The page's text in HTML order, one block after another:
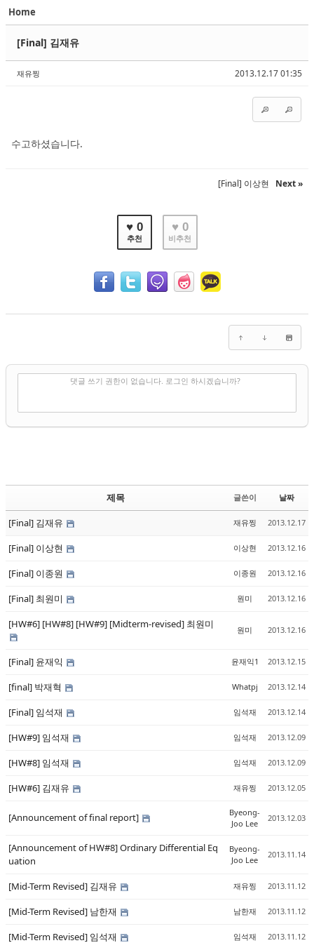
Home
2013.12.17 01:35
[Final] 김재유
재유찡
수고하셨습니다.
[Final] 이상현 Next »
♥ 0
추천
♥ 0
비추천
댓글 쓰기 권한이 없습니다. 로그인 하시겠습니까?
제목 글쓴이 날짜
[Final] 김재유 재유찡 2013.12.17
[Final] 이상현 이상현 2013.12.16
[Final] 이종원 이종원 2013.12.16
[Final] 최원미 원미 2013.12.16
[HW#6] [HW#8] [HW#9] [Midterm-revised] 최원미 원미 2013.12.16
[Final] 윤재익 윤재익1 2013.12.15
[final] 박재혁 Whatpj 2013.12.14
[Final] 임석재 임석재 2013.12.14
[HW#9] 임석재 임석재 2013.12.09
[HW#8] 임석재 임석재 2013.12.09
[HW#6] 김재유 재유찡 2013.12.05
[Announcement of final report]
Byeong-
Joo Lee
2013.12.03
[Announcement of HW#8] Ordinary Differential Eq
uation
Byeong-
Joo Lee
2013.11.14
[Mid-Term Revised] 김재유 재유찡 2013.11.12
[Mid-Term Revised] 남한재 남한재 2013.11.12
[Mid-Term Revised] 임석재 임석재 2013.11.12
Sketchbook5, 스케치북5
Sketchbook5, 스케치북5
Sketchbook5, 스케치북5
Sketchbook5, 스케치북5